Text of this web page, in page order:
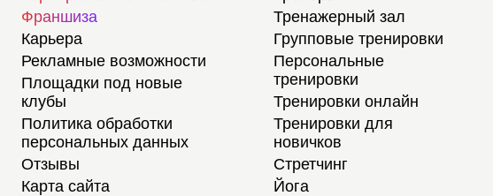
Франшиза
Карьера
Рекламные возможности
Площадки под новые
клубы
Политика обработки
персональных данных
Отзывы
Карта сайта
Тренажерный зал
Групповые тренировки
Персональные
тренировки
Тренировки онлайн
Тренировки для
новичков
Стретчинг
Йога